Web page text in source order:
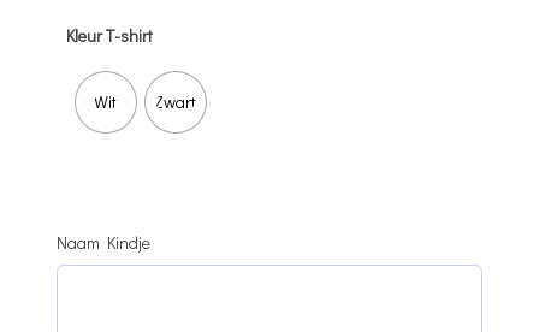
Kleur T-shirt
Wit Zwart
Naam Kindje